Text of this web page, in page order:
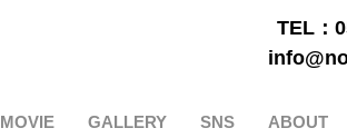
TEL：
ABOUT
SNS
GALLERY
MOVIE